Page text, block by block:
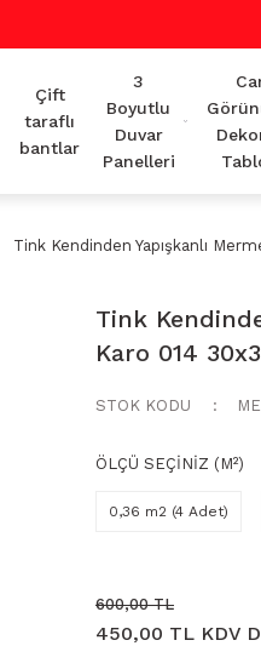
Çift
taraflı
bantlar
3
Boyutlu
Duvar
Panelleri
Tink Kendinden Yapışkanlı
Tink
Karo 014
STOK KODU
ÖLÇÜ SEÇİNİZ (M²)
0,36 m2 (4 Adet)
600,00 TL
450,00 TL KDV